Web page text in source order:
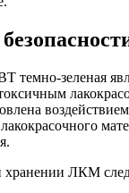
зеленая
ЛКМ